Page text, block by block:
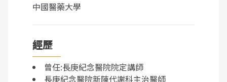
中國醫藥大學
經歷
曾任:長庚紀念醫院院定講師
長庚紀念醫院新陳代謝科主治醫師